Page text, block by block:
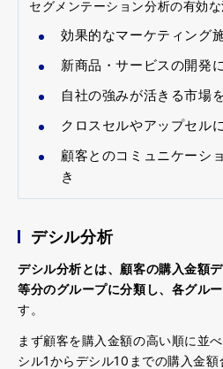
セグメンテーション分析の有効
効果的なマーケティング
新商品・サービスの開発
自社の強みが活きる市場
クロスセルやアップセル
顧客とのコミュニケーシ
き
デシル分析
デシル分析とは、顧客の購入金額
等分のグループに分類し、各グル
す。
まず顧客を購入金額の高い順に並
シル1からデシル10までの購入金